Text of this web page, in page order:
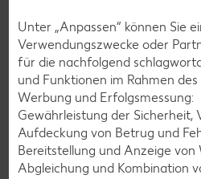
KNÜLLER
.
je 6 - 12 St. = 398 - 560-ml-Packg.
(1 l = 5.34 - 7.52)
nur
Unter „Anpassen“ können Sie
Verwendungszwecke oder
für die nachfolgend
und Funktionen im Rahmen
Werbung und Erfolgsmessung:
Gewährleistung der Sicherheit,
Aufdeckung von Betrug und
Bereitstellung und Anzeige
Abgleichung und Kombination